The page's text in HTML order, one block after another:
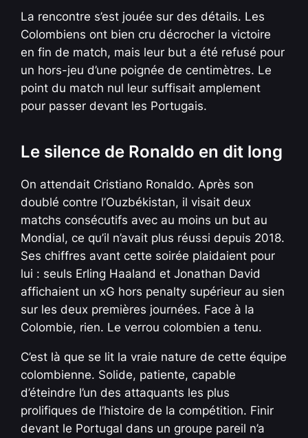
La rencontre s’est jouée sur des détails. Les
Colombiens ont bien cru décrocher la victoire
en fin de match, mais leur but a été refusé pour
un hors-jeu d’une poignée de centimètres. Le
point du match nul leur suffisait amplement
pour passer devant les Portugais.
Le silence de Ronaldo en dit long
On attendait Cristiano Ronaldo. Après son
doublé contre l’Ouzbékistan, il visait deux
matchs consécutifs avec au moins un but au
Mondial, ce qu’il n’avait plus réussi depuis 2018.
Ses chiffres avant cette soirée plaidaient pour
lui : seuls Erling Haaland et Jonathan David
affichaient un xG hors penalty supérieur au sien
sur les deux premières journées. Face à la
Colombie, rien. Le verrou colombien a tenu.
C’est là que se lit la vraie nature de cette équipe
colombienne. Solide, patiente, capable
d’éteindre l’un des attaquants les plus
prolifiques de l’histoire de la compétition. Finir
devant le Portugal dans un groupe pareil n’a